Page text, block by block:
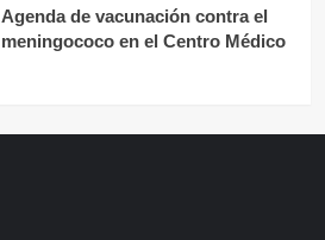
Agenda de vacunación contra el
meningococo en el Centro Médico